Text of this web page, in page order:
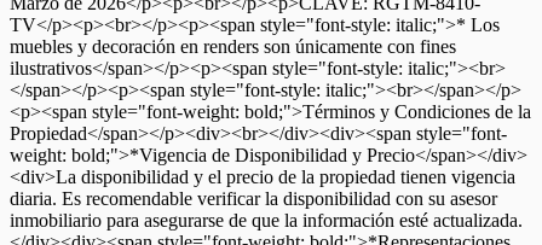
TV</p><p><br></p><p><span style="font-style: italic;">* Los
muebles y decoración en renders son únicamente con fines
ilustrativos</span></p><p><span style="font-style: italic;"><br>
</span></p><p><span style="font-style: italic;"><br></span></p>
<p><span style="font-weight: bold;">Términos y Condiciones de la
Propiedad</span></p><div><br></div><div><span style="font-
weight: bold;">*Vigencia de Disponibilidad y Precio</span></div>
<div>La disponibilidad y el precio de la propiedad tienen vigencia
diaria. Es recomendable verificar la disponibilidad con su asesor
inmobiliario para asegurarse de que la información esté actualizada.